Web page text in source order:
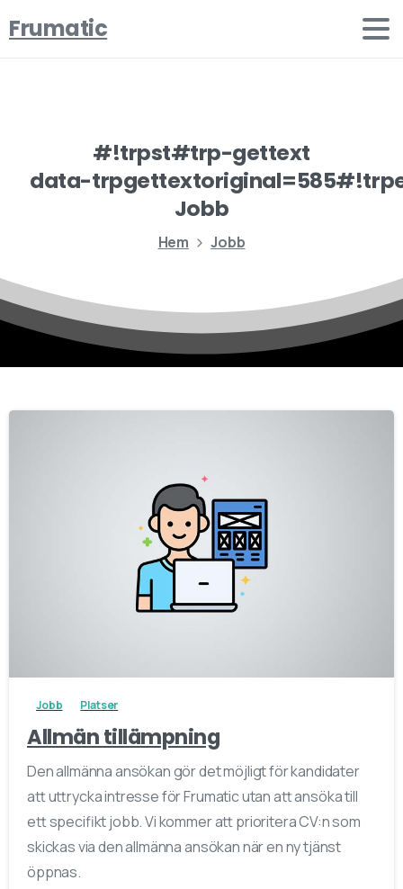
Frumatic
#!trpst#trp-gettext
data-
Jobb
Hem Jobb
Jobb Platser
Allmän tillämpning
Den allmänna ansökan gör det möjligt för kandidater
att uttrycka intresse för Frumatic utan att ansöka till
ett specifikt jobb. Vi kommer att prioritera CV:n som
skickas via den allmänna ansökan när en ny tjänst
öppnas.